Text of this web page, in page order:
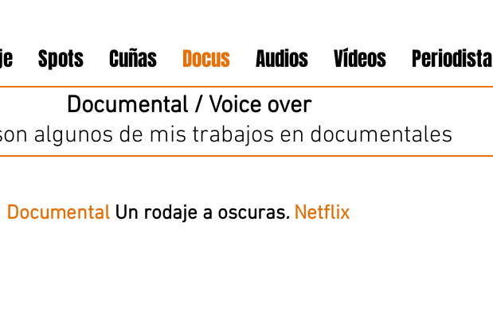
Spots Cuñas Docus Audios Vídeos Periodista
Documental / Voice over
algunos de mis trabajos en documentales
Documental Un rodaje a oscuras. Netflix